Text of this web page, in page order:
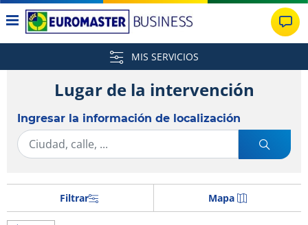
MIS SERVICIOS
Lugar de la intervención
Ingresar la información de localización
Filtrar Mapa